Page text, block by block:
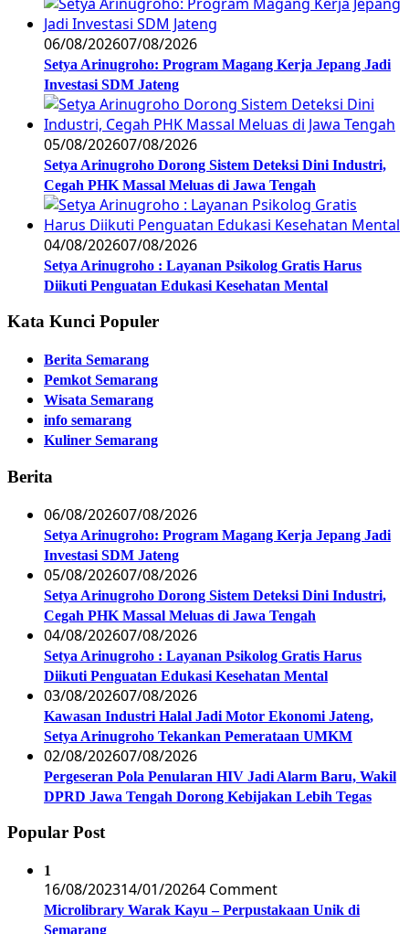
06/08/202607/08/2026
Setya Arinugroho: Program Magang Kerja Jepang Jadi
Investasi SDM Jateng
05/08/202607/08/2026
Setya Arinugroho Dorong Sistem Deteksi Dini Industri,
Cegah PHK Massal Meluas di Jawa Tengah
04/08/202607/08/2026
Setya Arinugroho : Layanan Psikolog Gratis Harus
Diikuti Penguatan Edukasi Kesehatan Mental
Kata Kunci Populer
Berita Semarang
Pemkot Semarang
Wisata Semarang
info semarang
Kuliner Semarang
Berita
06/08/202607/08/2026
Setya Arinugroho: Program Magang Kerja Jepang Jadi
Investasi SDM Jateng
05/08/202607/08/2026
Setya Arinugroho Dorong Sistem Deteksi Dini Industri,
Cegah PHK Massal Meluas di Jawa Tengah
04/08/202607/08/2026
Setya Arinugroho : Layanan Psikolog Gratis Harus
Diikuti Penguatan Edukasi Kesehatan Mental
03/08/202607/08/2026
Kawasan Industri Halal Jadi Motor Ekonomi Jateng,
Setya Arinugroho Tekankan Pemerataan UMKM
02/08/202607/08/2026
Pergeseran Pola Penularan HIV Jadi Alarm Baru, Wakil
DPRD Jawa Tengah Dorong Kebijakan Lebih Tegas
Popular Post
1
16/08/202314/01/20264 Comment
Microlibrary Warak Kayu – Perpustakaan Unik di
Semarang